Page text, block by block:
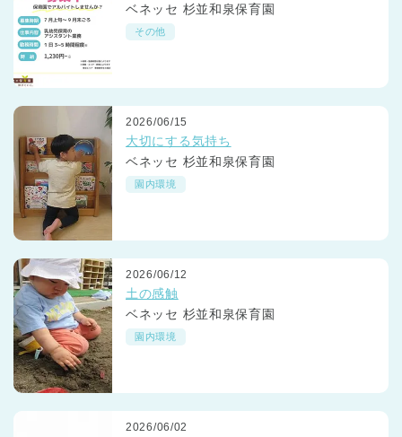
ベネッセ 杉並和泉保育園
その他
2026/06/15
大切にする気持ち
ベネッセ 杉並和泉保育園
園内環境
2026/06/12
土の感触
ベネッセ 杉並和泉保育園
園内環境
2026/06/02